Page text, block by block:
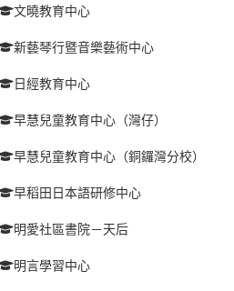
文曉教育中心
新藝琴行暨音樂藝術中心
日經教育中心
早慧兒童教育中心（灣仔）
早慧兒童教育中心（銅鑼灣分校）
早稻田日本語研修中心
明愛社區書院－天后
明言學習中心